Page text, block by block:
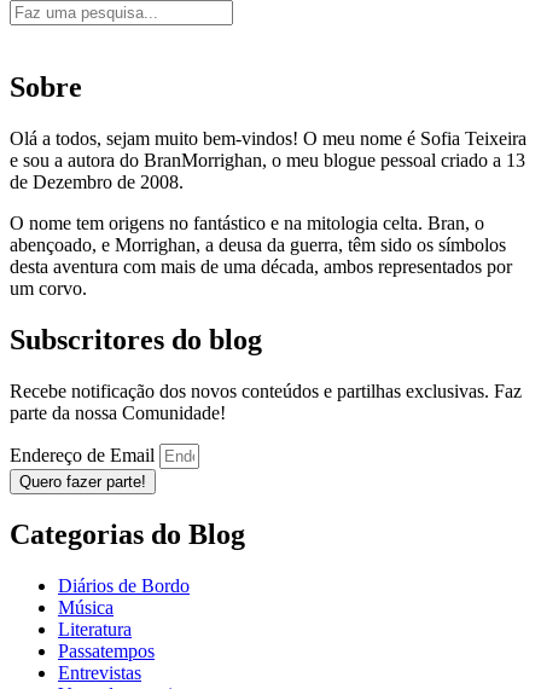
Sobre
Olá a todos, sejam muito bem-vindos! O meu nome é Sofia Teixeira
e sou a autora do BranMorrighan, o meu blogue pessoal criado a 13
de Dezembro de 2008.
O nome tem origens no fantástico e na mitologia celta. Bran, o
abençoado, e Morrighan, a deusa da guerra, têm sido os símbolos
desta aventura com mais de uma década, ambos representados por
um corvo.
Subscritores do blog
Recebe notificação dos novos conteúdos e partilhas exclusivas. Faz
parte da nossa Comunidade!
Endereço de Email
Quero fazer parte!
Categorias do Blog
Diários de Bordo
Música
Literatura
Passatempos
Entrevistas